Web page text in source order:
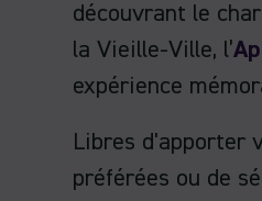
découvrant le
la Vieille-Ville, l’
expérience
Libres d'apporter
préférées ou de